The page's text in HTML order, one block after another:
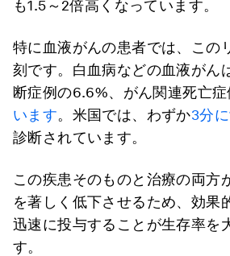
も1.5～2倍高くなっています。
特に血液がんの患者では、この
刻です。白血病などの血液がん
断症例の6.6%、がん関連死亡症
います。米国では、わずか3分に
診断されています。
この疾患そのものと治療の両方
を著しく低下させるため、効果
迅速に投与することが生存率を
す。